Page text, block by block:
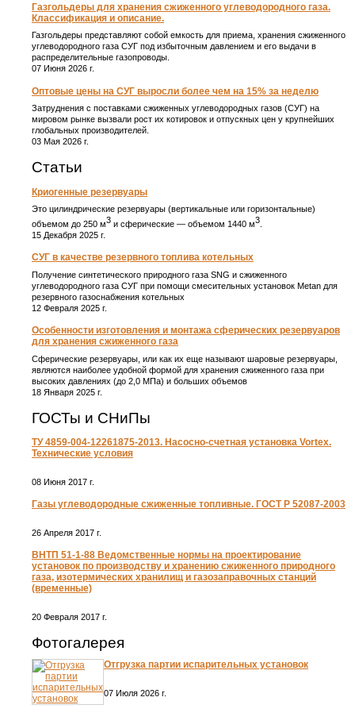
Газгольдеры для хранения сжиженного углеводородного газа.
Классификация и описание.
Газгольдеры представляют собой емкость для приема, хранения сжиженного
углеводородного газа СУГ под избыточным давлением и его выдачи в
распределительные газопроводы.
07 Июня 2026 г.
Оптовые цены на СУГ выросли более чем на 15% за неделю
Затруднения с поставками сжиженных углеводородных газов (СУГ) на
мировом рынке вызвали рост их котировок и отпускных цен у крупнейших
глобальных производителей.
03 Мая 2026 г.
Статьи
Криогенные резервуары
Это цилиндрические резервуары (вертикальные или горизонтальные)
объемом до 250 м3 и сферические ― объемом 1440 м3
15 Декабря 2025 г.
СУГ в качестве резервного топлива котельных
Получение синтетического природного газа SNG и сжиженного
углеводородного газа СУГ при помощи смесительных установок Metan для
резервного газоснабжения котельных
12 Февраля 2025 г.
Особенности изготовления и монтажа сферических резервуаров
для хранения сжиженного газа
Сферические резервуары, или как их еще называют шаровые резервуары,
являются наиболее удобной формой для хранения сжиженного газа при
высоких давлениях (до 2,0 МПа) и больших объемов
18 Января 2025 г.
ГОСТы и СНиПы
ТУ 4859-004-12261875-2013. Насосно-счетная установка Vortex.
Технические условия
08 Июня 2017 г.
Газы углеводородные сжиженные топливные. ГОСТ Р 52087-2003
26 Апреля 2017 г.
ВНТП 51-1-88 Ведомственные нормы на проектирование
установок по производству и хранению сжиженного природного
газа, изотермических хранилищ и газозаправочных станций
(временные)
20 Февраля 2017 г.
Фотогалерея
Отгрузка партии испарительных установок
07 Июля 2026 г.